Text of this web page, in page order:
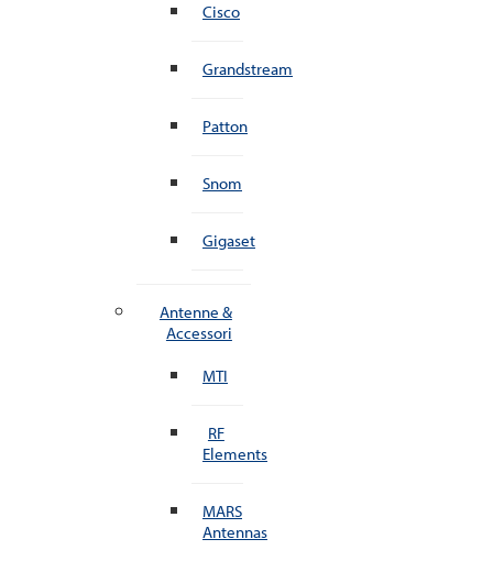
Cisco
Grandstream
Patton
Snom
Gigaset
Antenne &
Accessori
MTI
RF
Elements
MARS
Antennas